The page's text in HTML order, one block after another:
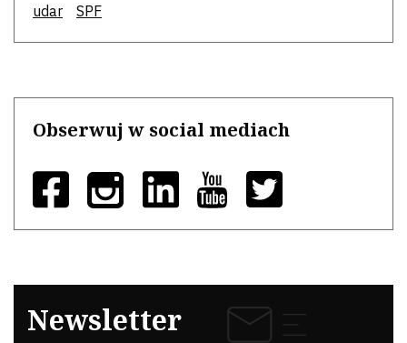
udar
SPF
Obserwuj w social mediach
Newsletter